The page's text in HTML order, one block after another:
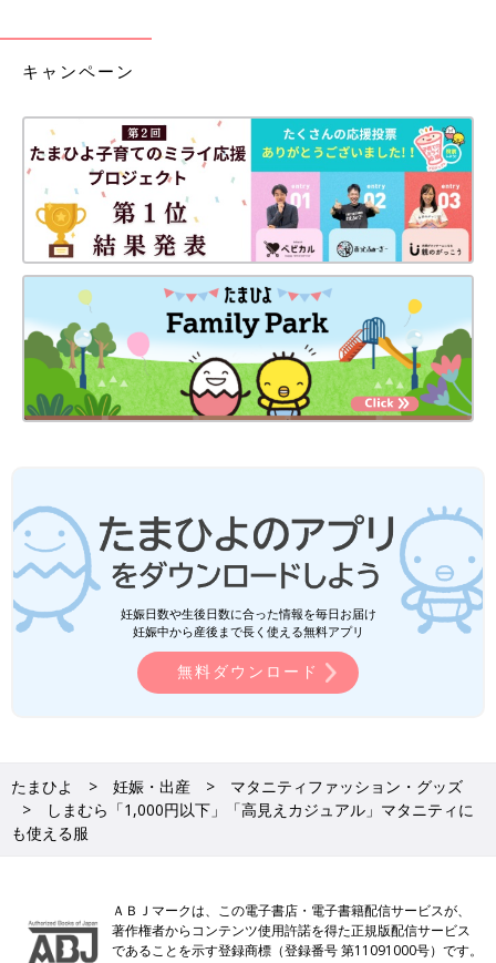
キャンペーン
妊娠日数や生後日数に合った情報を毎日お届け
妊娠中から産後まで長く使える無料アプリ
無料ダウンロード
たまひよ 妊娠・出産
マタニティファッション・グッズ
しまむら「1,000円以下」「高見えカジュアル」マタニティに
も使える服
ＡＢＪマークは、この電子書店・電子書籍配信サービスが、
著作権者からコンテンツ使用許諾を得た正規版配信サービス
であることを示す登録商標（登録番号 第11091000号）です。